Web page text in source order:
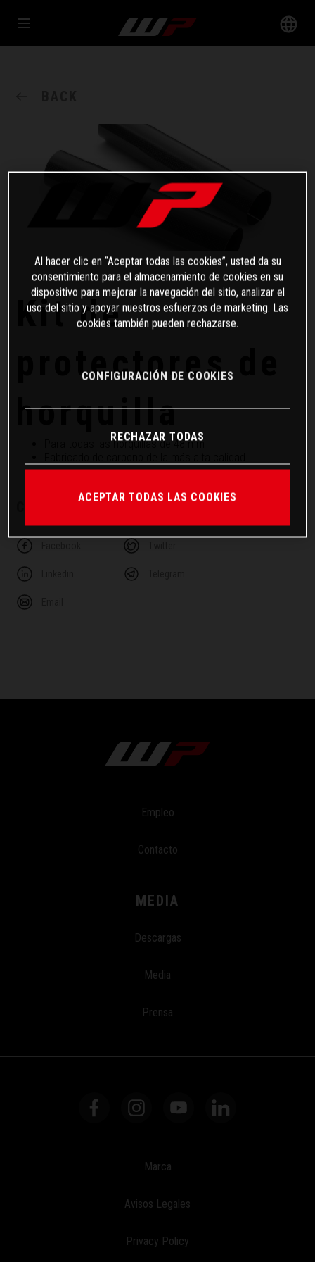
Kit de
protectores de
horquilla
Para todas las horquillas de 48 mm
COMPARTE ESTE ARTÍCULO
Empleo
Contacto
MEDIA
Descargas
Media
Prensa
Marca
Avisos Legales
Privacy Policy
Al hacer clic en “Aceptar todas las cookies”, usted da su
consentimiento para el almacenamiento de cookies en su
dispositivo para mejorar la navegación del sitio, analizar el
uso del sitio y apoyar nuestros esfuerzos de marketing. Las
cookies también pueden rechazarse.
CONFIGURACIÓN DE COOKIES
RECHAZAR TODAS
ACEPTAR TODAS LAS COOKIES